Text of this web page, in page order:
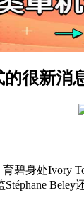
很新消
碧身处